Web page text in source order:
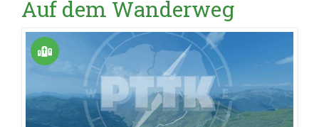
Auf dem Wanderweg